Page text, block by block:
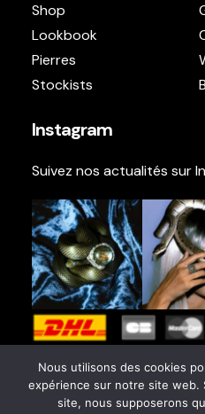
Shop
Lookbook
Pierres
Stockists
Instagram
Suivez nos actualités sur
Nous utilisons des cookies
expérience sur notre site web.
site, nous supposerons